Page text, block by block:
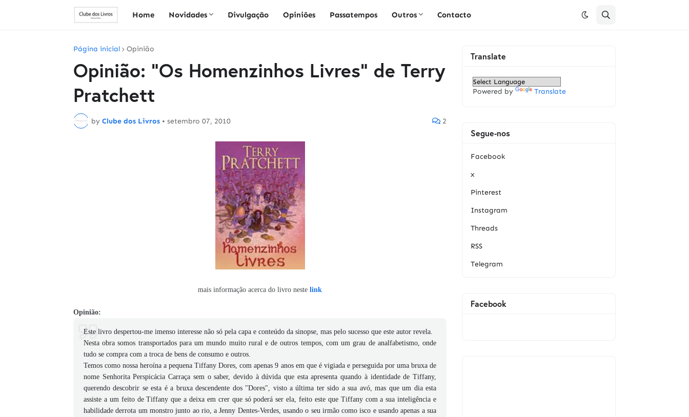
Home Novidades Divulgação Opiniões Passatempos Outros Contacto
Página inicial Opinião
Opinião: "Os Homenzinhos Livres" de Terry
Pratchett
by Clube dos Livros • setembro 07, 2010 2
mais informação acerca do livro neste link
Opinião:
Este livro despertou-me imenso interesse não só pela capa e conteúdo da sinopse, mas pelo sucesso que este autor revela.
Nesta obra somos transportados para um mundo muito rural e de outros tempos, com um grau de analfabetismo, onde
tudo se compra com a troca de bens de consumo e outros.
Temos como nossa heroína a pequena Tiffany Dores, com apenas 9 anos em que é vigiada e perseguida por uma bruxa de
nome Senhorita Perspicácia Carraça sem o saber, devido à dúvida que esta apresenta quando à identidade de Tiffany,
querendo descobrir se esta é a bruxa descendente dos "Dores", visto a última ter sido a sua avó, mas que um dia esta
assiste a um feito de Tiffany que a deixa em crer que só poderá ser ela, feito este que Tiffany com a sua inteligência e
habilidade derrota um monstro junto ao rio, a Jenny Dentes-Verdes, usando o seu irmão como isco e usando apenas a sua
Translate
Powered by Translate
Segue-nos
Facebook
x
Pinterest
Instagram
Threads
RSS
Telegram
Facebook